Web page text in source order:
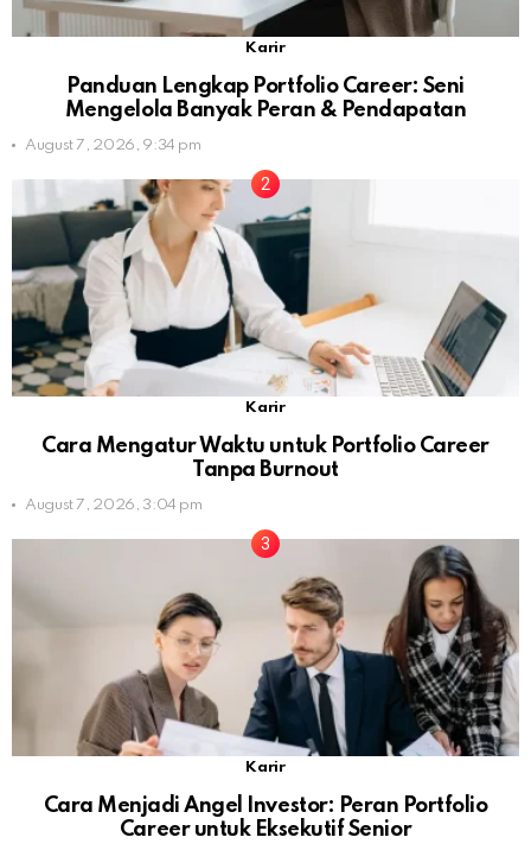
Karir
Panduan Lengkap Portfolio Career: Seni
Mengelola Banyak Peran & Pendapatan
August 7, 2026, 9:34 pm
Karir
Cara Mengatur Waktu untuk Portfolio Career
Tanpa Burnout
August 7, 2026, 3:04 pm
Karir
Cara Menjadi Angel Investor: Peran Portfolio
Career untuk Eksekutif Senior